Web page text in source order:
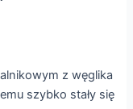
z węglika
szybko stały się